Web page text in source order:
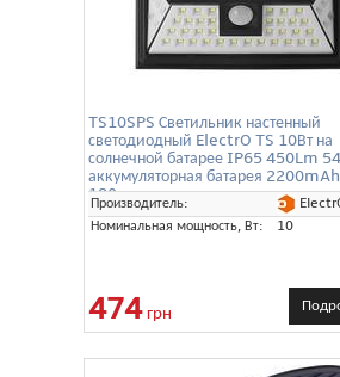
TS10SPS Светильник настенный
светодиодный ElectrO TS 10Вт на
солнечной батарее IP65 450Lm
аккумуляторная батарея
180 градусов
Производитель:
Номинальная мощность, Вт:
10
474грн